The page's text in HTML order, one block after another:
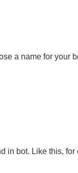
a name for your
in bot. Like this, for